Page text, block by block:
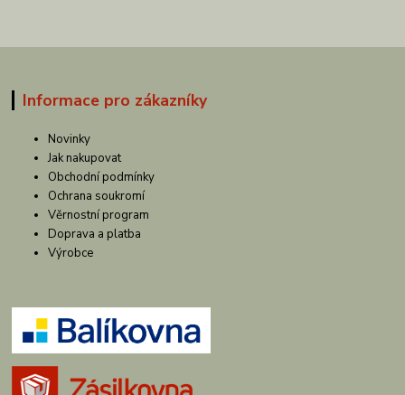
Informace pro zákazníky
Novinky
Jak nakupovat
Obchodní podmínky
Ochrana soukromí
Věrnostní program
Doprava a platba
Výrobce